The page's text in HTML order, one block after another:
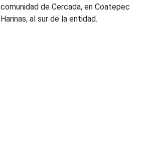
comunidad de Cercada, en Coatepec
Harinas, al sur de la entidad.